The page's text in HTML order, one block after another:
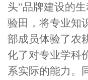
头”品牌建设的
验田，将专业知
部成员体验了农
化了对专业学科
系实际的能力。